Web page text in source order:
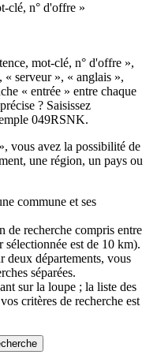
clé, n° d'offre »
mot-clé, n° d'offre »,
« serveur », « anglais »,
« entrée » entre chaque
? Saisissez
049RSNK.
vous avez la possibilité de
une région, un pays ou
commune et ses
de recherche compris entre
est de 10 km).
deux départements, vous
séparées.
sur la loupe ; la liste des
critères de recherche est